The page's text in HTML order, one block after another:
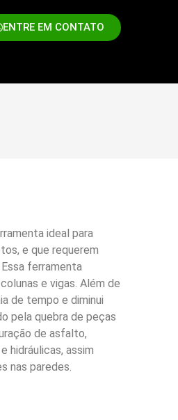
ENTRE EM CONTATO
ideal para
e que requerem
ferramenta
e vigas. Além de
de tempo e diminui
pela quebra de peças
de asfalto,
hidráulicas, assim
nas paredes.